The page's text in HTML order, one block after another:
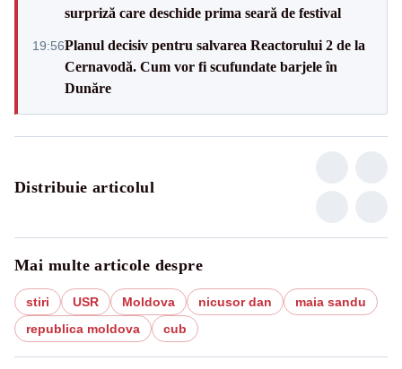
surpriză care deschide prima seară de festival
19:56Planul decisiv pentru salvarea Reactorului 2 de la
Cernavodă. Cum vor fi scufundate barjele în
Dunăre
Distribuie articolul
Mai multe articole despre
stiri USR Moldova nicusor dan
maia sandu
republica moldova
cub